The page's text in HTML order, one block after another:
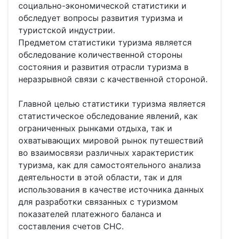
социально-экономической статистики и
обследует вопросы развития туризма и
туристской индустрии.
Предметом статистики туризма является
обследование количественной стороны
состояния и развития отрасли туризма в
неразрывной связи с качественной стороной.
Главной целью статистики туризма является
статистическое обследование явлений, как
ограниченных рынками отдыха, так и
охватывающих мировой рынок путешествий
во взаимосвязи различных характеристик
туризма, как для самостоятельного анализа
деятельности в этой области, так и для
использования в качестве источника данных
для разработки связанных с туризмом
показателей платежного баланса и
составления счетов СНС.